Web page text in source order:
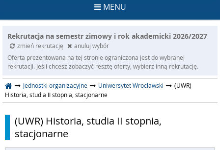
MENU
Rekrutacja na semestr zimowy i rok akademicki 2026/2027
zmień rekrutację
anuluj wybór
Oferta prezentowana na tej stronie ograniczona jest do wybranej
rekrutacji. Jeśli chcesz zobaczyć resztę oferty, wybierz inną rekrutację.
Jednostki organizacyjne Uniwersytet Wrocławski
(UWR)
Historia, studia II stopnia, stacjonarne
(UWR) Historia, studia II stopnia,
stacjonarne